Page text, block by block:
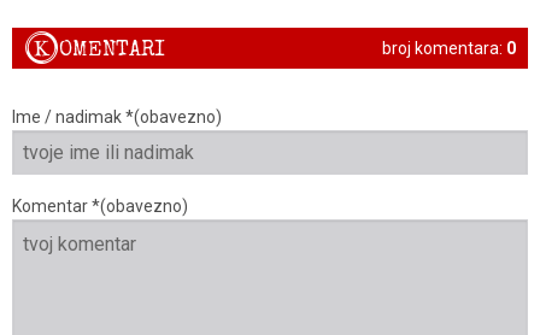
broj komentara: 0
KOMENTARI
Ime / nadimak *(obavezno)
Komentar *(obavezno)